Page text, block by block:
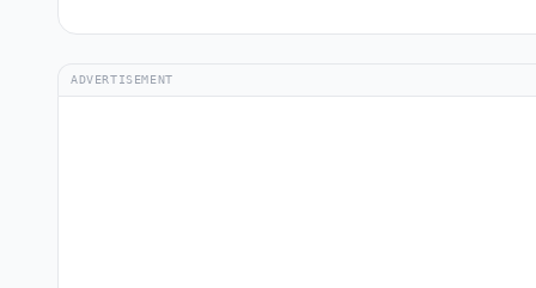
ADVERTISEMENT